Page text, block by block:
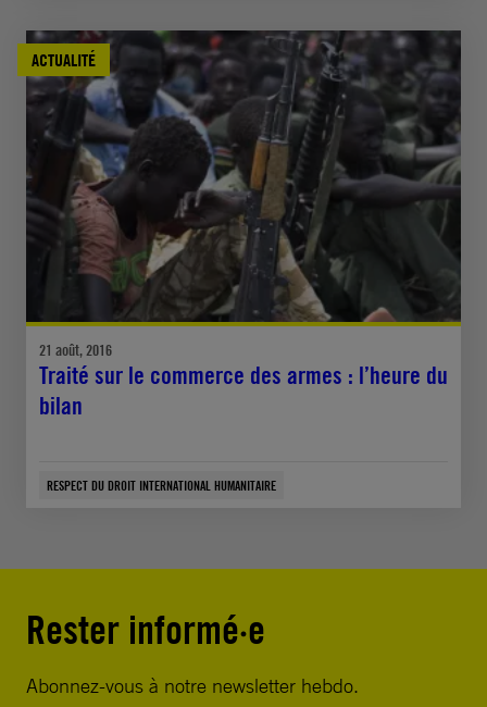
ACTUALITÉ
21 août, 2016
Traité sur le commerce des armes : l’heure du
bilan
RESPECT DU DROIT INTERNATIONAL HUMANITAIRE
Rester informé·e
Abonnez-vous à notre newsletter hebdo.